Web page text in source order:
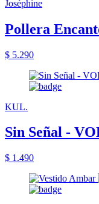
Joséphine
Pollera
$ 5.290
KUL.
Sin Señal -
$ 1.490